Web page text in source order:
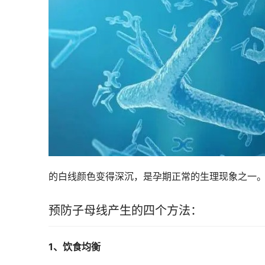
的白线颜色变得深沉，是孕期正常的生理现象之一
预防子母线产生的四个方法：
1、饮食均衡